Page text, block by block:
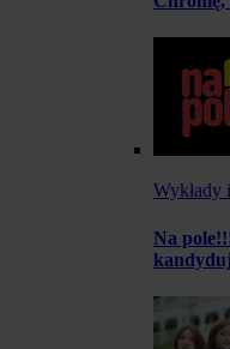
Wykłady
Na